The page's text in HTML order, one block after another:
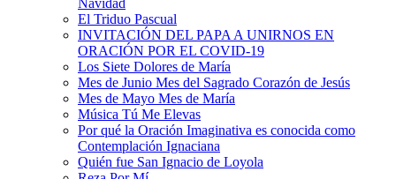
Navidad
El Triduo Pascual
INVITACIÓN DEL PAPA A UNIRNOS EN
ORACIÓN POR EL COVID-19
Los Siete Dolores de María
Mes de Junio Mes del Sagrado Corazón de Jesús
Mes de Mayo Mes de María
Música Tú Me Elevas
Por qué la Oración Imaginativa es conocida como
Contemplación Ignaciana
Quién fue San Ignacio de Loyola